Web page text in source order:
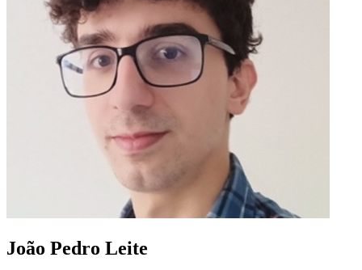
João Pedro Leite